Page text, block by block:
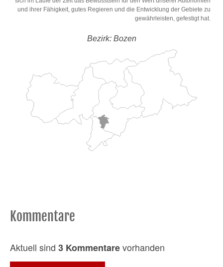
und ihrer Fähigkeit, gutes Regieren und die Entwicklung der Gebiete zu
gewährleisten, gefestigt hat.
Bezirk: Bozen
Kommentare
Aktuell sind 3 Kommentarevorhanden